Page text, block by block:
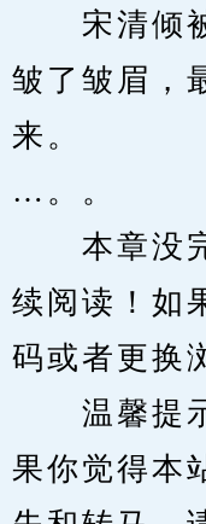
宋清倾被
皱了皱眉，
来。
…。。
本章没完
续阅读！如
码或者更换
温馨提示
果你觉得本